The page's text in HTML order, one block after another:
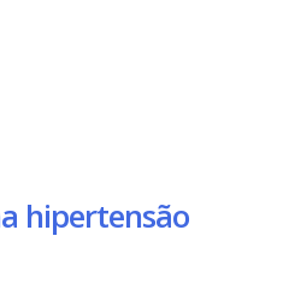
hipertensão